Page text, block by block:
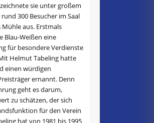
sie unter großem
300 Besucher im Saal
aus. Erstmals
Blau-Weißen eine
für besondere Verdienste
Helmut Tabeling hatte
einen würdigen
ernannt. Denn
geht es darum,
zu schätzen, der sich
für den Verein
hat von 1981 bis 1995